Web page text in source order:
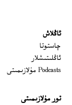
ئاڭلاش
چاستوتا
ئاڭلىتىشلار
Podcasts مۇلازىمىتى
تور مۇلازىمىتى